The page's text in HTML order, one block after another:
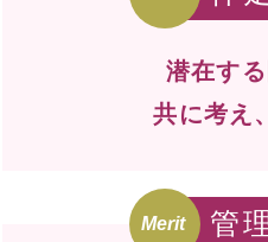
潜在する
共に考え
管